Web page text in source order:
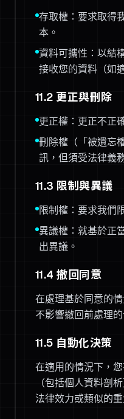
存取權：要求取得
本。
資料可攜性：以結
接收您的資料（如
11.2 更正與刪除
更正權：更正不正
刪除權（「被遺忘
訊，但須受法律義
11.3 限制與異議
限制權：要求我們
異議權：就基於正
出異議。
11.4 撤回同意
在處理基於同意的
不影響撤回前處理的
11.5 自動化決策
在適用的情況下，
（包括個人資料剖
法律效力或類似的重